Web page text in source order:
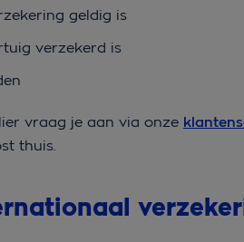
geldig is
verzekerd is
vraag je aan via onze
thuis.